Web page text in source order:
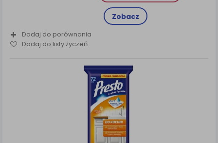
Zobacz
Dodaj do porównania
Dodaj do listy życzeń